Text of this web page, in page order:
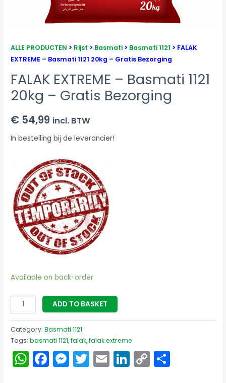
ALLE PRODUCTEN > Rijst > Basmati > Basmati 1121 > FALAK
EXTREME – Basmati 1121 20kg – Gratis Bezorging
FALAK EXTREME – Basmati 1121
20kg – Gratis Bezorging
€ 54,99 incl. BTW
In bestelling bij de leverancier!
Available on back-order
ADD TO BASKET
Category:Basmati 1121
Tags:basmati 1121,falak,falak extreme
WhatsApp
Facebook
Messenger
Twitter
EmailLinkedIn
Copy